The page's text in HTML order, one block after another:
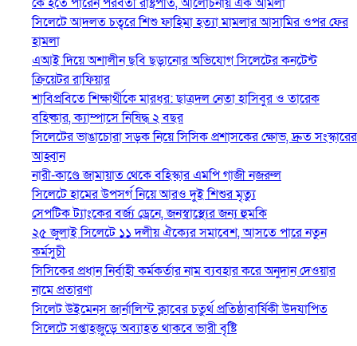
সিলেটে আদলত চত্বরে শিশু ফাহিমা হত্যা মামলার আসামির ওপর ফের
হামলা
এআই দিয়ে অশালীন ছবি ছড়ানোর অভিযোগ সিলেটের কনটেন্ট
ক্রিয়েটর রাফিয়ার
শাবিপ্রবিতে শিক্ষার্থীকে মারধর: ছাত্রদল নেতা হাসিবুর ও তারেক
বহিষ্কার, ক্যাম্পাসে নিষিদ্ধ ২ বছর
সিলেটের ভাঙাচোরা সড়ক নিয়ে সিসিক প্রশাসকের ক্ষোভ, দ্রুত সংস্কারের
আহ্বান
নারী-কাণ্ডে জামায়াত থেকে বহিস্কার এমপি গাজী নজরুল
সিলেটে হামের উপসর্গ নিয়ে আরও দুই শিশুর মৃত্যু
সেপটিক ট্যাংকের বর্জ্য ড্রেনে, জনস্বাস্থ্যের জন্য হুমকি
২৫ জুলাই সিলেটে ১১ দলীয় ঐক্যের সমাবেশ, আসতে পারে নতুন
কর্মসুচী
সিসিকের প্রধান নির্বাহী কর্মকর্তার নাম ব্যবহার করে অনুদান দেওয়ার
নামে প্রতারণা
সিলেট উইমেনস জার্নালিস্ট ক্লাবের চতুর্থ প্রতিষ্ঠাবার্ষিকী উদযাপিত
সিলেটে সপ্তাহজুড়ে অব্যাহত থাকবে ভারী বৃষ্টি